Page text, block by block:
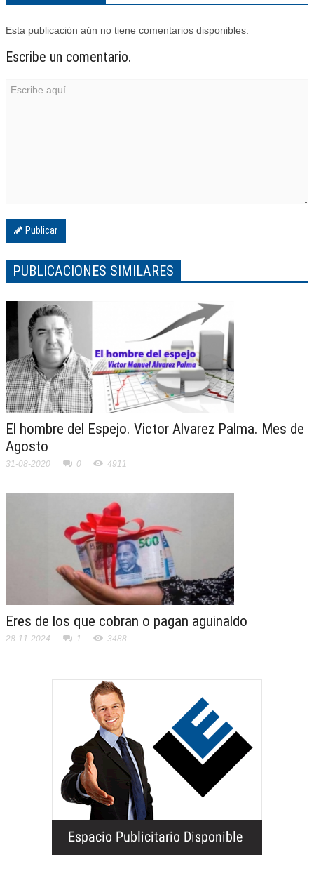
Esta publicación aún no tiene comentarios disponibles.
Escribe un comentario.
Publicar
PUBLICACIONES SIMILARES
El hombre del Espejo. Victor Alvarez Palma. Mes de
Agosto
31-08-2020 0 4911
Eres de los que cobran o pagan aguinaldo
28-11-2024 1 3488